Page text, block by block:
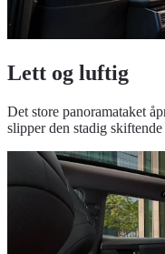
Lett og luftig
Det store panoramataket
slipper den stadig